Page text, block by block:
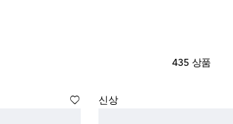
435 상품
신상